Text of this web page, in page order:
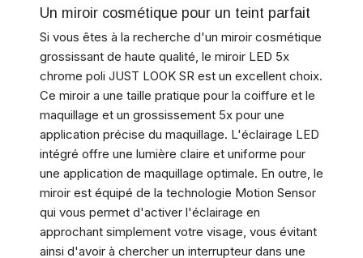
Un miroir cosmétique pour un teint parfait
Si vous êtes à la recherche d'un miroir cosmétique
grossissant de haute qualité, le miroir LED 5x
chrome poli JUST LOOK SR est un excellent choix.
Ce miroir a une taille pratique pour la coiffure et le
maquillage et un grossissement 5x pour une
application précise du maquillage. L'éclairage LED
intégré offre une lumière claire et uniforme pour
une application de maquillage optimale. En outre, le
miroir est équipé de la technologie Motion Sensor
qui vous permet d'activer l'éclairage en
approchant simplement votre visage, vous évitant
ainsi d'avoir à chercher un interrupteur dans une